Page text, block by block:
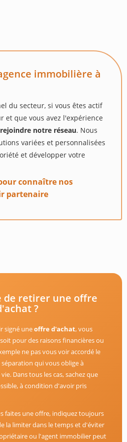
immobilière à
du secteur, si vous êtes actif
et que vous avez l'expérience
rejoindre notre réseau. Nous
variées et personnalisées
et développer votre
connaître nos
partenaire
de retirer une offre
?
signé uneoffre d'achat, vous
pour des raisons financières ou
ne pas vous voir accordé le
qui vous oblige à
Dans tous les cas, sachez que
à condition d'avoir pris
faites une offre, indiquez toujours
la limiter dans le temps et d'éviter
ou l'agent immobilier peut